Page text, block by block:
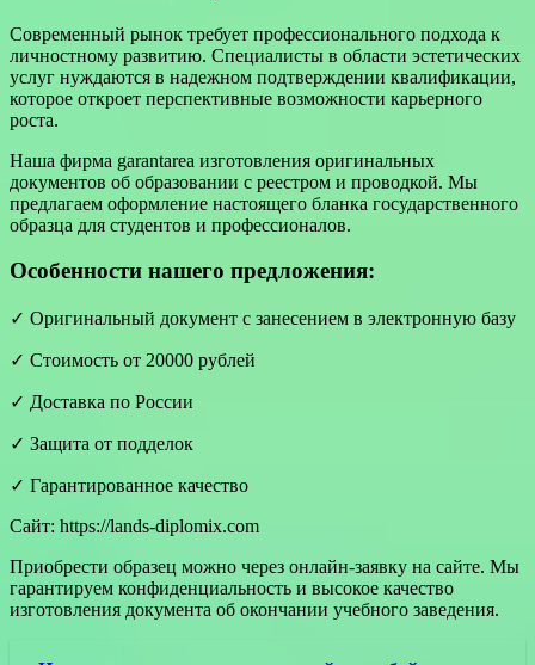
Современный рынок требует профессионального подхода к
личностному развитию. Специалисты в области эстетических
услуг нуждаются в надежном подтверждении квалификации,
которое откроет перспективные возможности карьерного
роста.
Наша фирма garantarea изготовления оригинальных
документов об образовании с реестром и проводкой. Мы
предлагаем оформление настоящего бланка государственного
образца для студентов и профессионалов.
Особенности нашего предложения:
✓ Оригинальный документ с занесением в электронную базу
✓ Стоимость от 20000 рублей
✓ Доставка по России
✓ Защита от подделок
✓ Гарантированное качество
Сайт: https://lands-diplomix.com
Приобрести образец можно через онлайн-заявку на сайте. Мы
гарантируем конфиденциальность и высокое качество
изготовления документа об окончании учебного заведения.